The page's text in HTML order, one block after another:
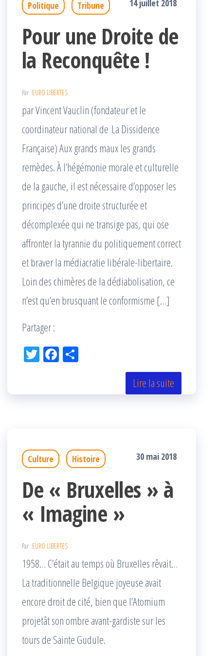
Politique Tribune 14 juillet 2018
Pour une Droite de
la Reconquête !
Par EURO LIBERTES
par Vincent Vauclin (fondateur et le
coordinateur national de La Dissidence
Française) Aux grands maux les grands
remèdes. À l’hégémonie morale et culturelle
de la gauche, il est nécessaire d’opposer les
principes d’une droite structurée et
décomplexée qui ne transige pas, qui ose
affronter la tyrannie du politiquement correct
et braver la médiacratie libérale-libertaire.
Loin des chimères de la dédiabolisation, ce
n’est qu’en brusquant le conformisme […]
Partager :
Tw Fac
k r
Lire la suite
Culture Histoire 30 mai 2018
De « Bruxelles » à
« Imagine »
Par EURO LIBERTES
1958… C’était au temps où Bruxelles rêvait…
La traditionnelle Belgique joyeuse avait
encore droit de cité, bien que l’Atomium
projetât son ombre avant-gardiste sur les
tours de Sainte Gudule.